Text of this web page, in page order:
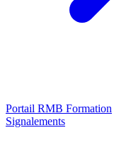
Portail RMB Formation
Signalements